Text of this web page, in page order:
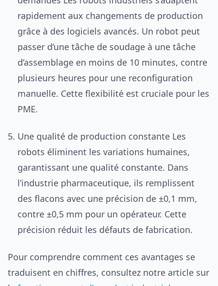
rapidement aux changements de production
grâce à des logiciels avancés. Un robot peut
passer d’une tâche de soudage à une tâche
d’assemblage en moins de 10 minutes, contre
plusieurs heures pour une reconfiguration
manuelle. Cette flexibilité est cruciale pour les
PME.
Une qualité de production constante Les
robots éliminent les variations humaines,
garantissant une qualité constante. Dans
l’industrie pharmaceutique, ils remplissent
des flacons avec une précision de ±0,1 mm,
contre ±0,5 mm pour un opérateur. Cette
précision réduit les défauts de fabrication.
Pour comprendre comment ces avantages se
traduisent en chiffres, consultez notre article sur